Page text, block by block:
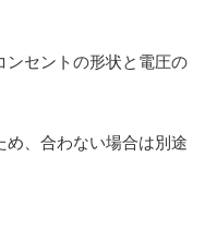
ンセントの形状と電圧の
、合わない場合は別途